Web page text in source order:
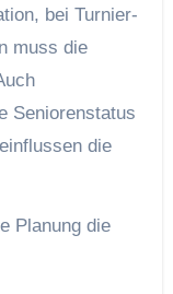
bei Turnier-
muss die
Seniorenstatus
die
Planung die